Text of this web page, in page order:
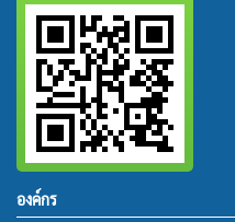
องค์กร